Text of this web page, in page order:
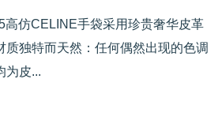
高仿CELINE手袋采用珍贵奢华皮革
质独特而天然：任何偶然出现的色调
为皮...